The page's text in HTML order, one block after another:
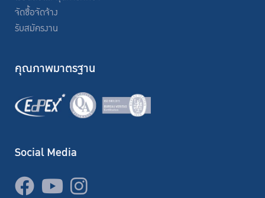
จัดซื้อจัดจ้าง
รับสมัครงาน
คุณภาพมาตรฐาน
Social Media